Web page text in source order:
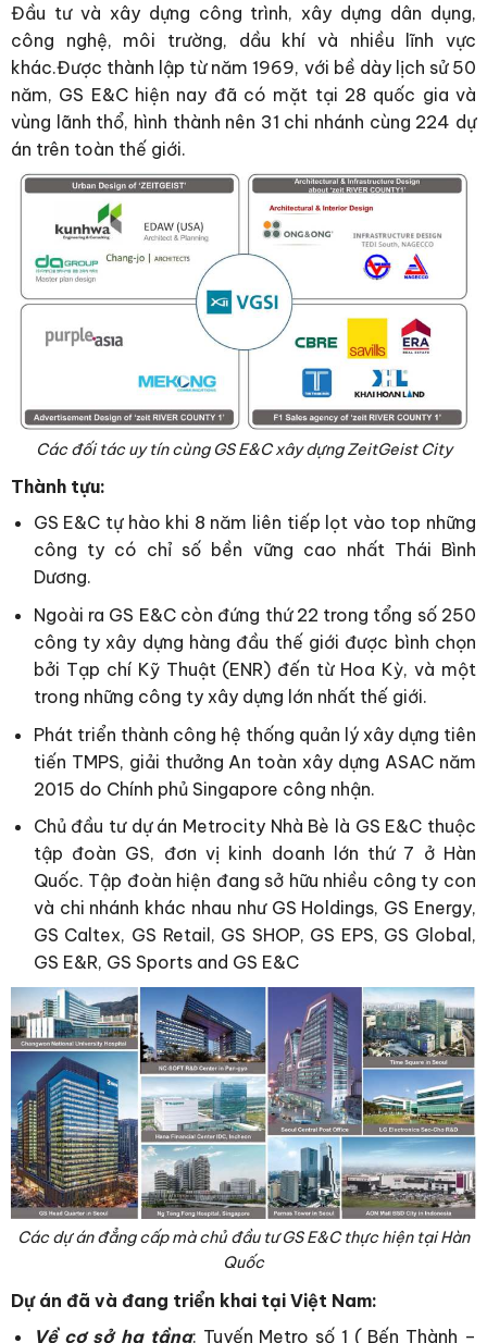
Đầu tư và xây dựng công trình, xây dựng dân dụng,
công nghệ, môi trường, dầu khí và nhiều lĩnh vực
khác.Được thành lập từ năm 1969, với bề dày lịch sử 50
năm, GS E&C hiện nay đã có mặt tại 28 quốc gia và
vùng lãnh thổ, hình thành nên 31 chi nhánh cùng 224 dự
án trên toàn thế giới.
Các đối tác uy tín cùng GS E&C xây dựng ZeitGeist City
Thành tựu:
GS E&C tự hào khi 8 năm liên tiếp lọt vào top những
công ty có chỉ số bền vững cao nhất Thái Bình
Dương.
Ngoài ra GS E&C còn đứng thứ 22 trong tổng số 250
công ty xây dựng hàng đầu thế giới được bình chọn
bởi Tạp chí Kỹ Thuật (ENR) đến từ Hoa Kỳ, và một
trong những công ty xây dựng lớn nhất thế giới.
Phát triển thành công hệ thống quản lý xây dựng tiên
tiến TMPS, giải thưởng An toàn xây dựng ASAC năm
2015 do Chính phủ Singapore công nhận.
Chủ đầu tư dự án Metrocity Nhà Bè là GS E&C thuộc
tập đoàn GS, đơn vị kinh doanh lớn thứ 7 ở Hàn
Quốc. Tập đoàn hiện đang sở hữu nhiều công ty con
và chi nhánh khác nhau như GS Holdings, GS Energy,
GS Caltex, GS Retail, GS SHOP, GS EPS, GS Global,
GS E&R, GS Sports and GS E&C
Các dự án đẳng cấp mà chủ đầu tư GS E&C thực hiện tại Hàn
Quốc
Dự án đã và đang triển khai tại Việt Nam:
Về cơ sở hạ tầng: Tuyến Metro số 1 ( Bến Thành –